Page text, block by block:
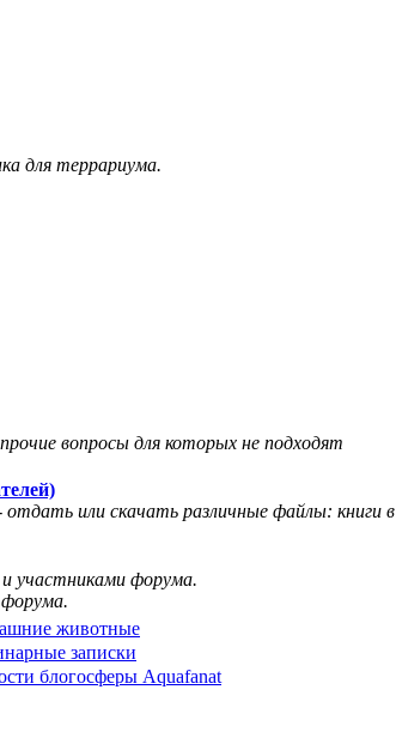
для террариума.
вопросы для которых не подходят
или скачать различные файлы: книги в
и участниками форума.
животные
записки
блогосферы Aquafanat